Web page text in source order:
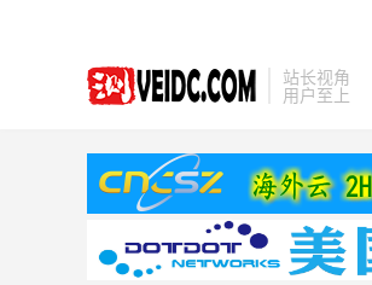
站长视角
用户至上